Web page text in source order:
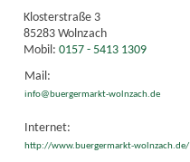
Klosterstraße 3
85283 Wolnzach
Mobil: 0157 - 5413 1309
Mail:
info@buergermarkt-wolnzach.de
Internet:
http://www.buergermarkt-wolnzach.de/